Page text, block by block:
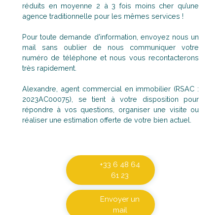
réduits en moyenne 2 à 3 fois moins cher qu’une
agence traditionnelle pour les mêmes services !
Pour toute demande d'information, envoyez nous un
mail sans oublier de nous communiquer votre
numéro de téléphone et nous vous recontacterons
très rapidement.
Alexandre, agent commercial en immobilier (RSAC :
2023AC00075), se tient à votre disposition pour
répondre à vos questions, organiser une visite ou
réaliser une estimation offerte de votre bien actuel.
+33 6 48 64
61 23
Envoyer un
mail